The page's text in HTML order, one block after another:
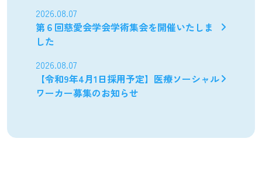
2026.08.07
第６回慈愛会学会学術集会を開催いたしま
した
2026.08.07
【令和9年4月1日採用予定】医療ソーシャル
ワーカー募集のお知らせ